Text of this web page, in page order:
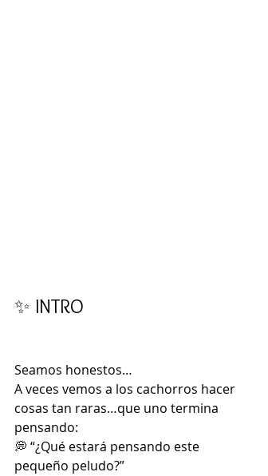
✨ INTRO
Seamos honestos…
A veces vemos a los cachorros hacer
cosas tan raras…que uno termina
pensando:
💭 “¿Qué estará pensando este
pequeño peludo?”